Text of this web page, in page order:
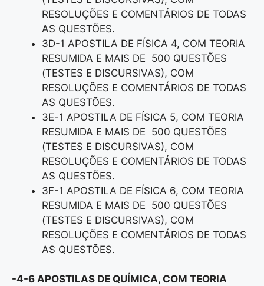
RESOLUÇÕES E COMENTÁRIOS DE TODAS
AS QUESTÕES.
3D-1 APOSTILA DE FÍSICA 4, COM TEORIA
RESUMIDA E MAIS DE 500 QUESTÕES
(TESTES E DISCURSIVAS), COM
RESOLUÇÕES E COMENTÁRIOS DE TODAS
AS QUESTÕES.
3E-1 APOSTILA DE FÍSICA 5, COM TEORIA
RESUMIDA E MAIS DE 500 QUESTÕES
(TESTES E DISCURSIVAS), COM
RESOLUÇÕES E COMENTÁRIOS DE TODAS
AS QUESTÕES.
3F-1 APOSTILA DE FÍSICA 6, COM TEORIA
RESUMIDA E MAIS DE 500 QUESTÕES
(TESTES E DISCURSIVAS), COM
RESOLUÇÕES E COMENTÁRIOS DE TODAS
AS QUESTÕES.
-4-6 APOSTILAS DE QUÍMICA, COM TEORIA